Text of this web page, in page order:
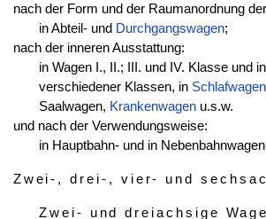
nach der Form und der Raumanordnung
in Abteil- und Durchgangswagen;
nach der inneren Ausstattung:
in Wagen I., II.; III. und IV. Klasse und
verschiedener Klassen, in Schlafwagen
Saalwagen, Krankenwagenu.s.w.
und nach der Verwendungsweise:
in Hauptbahn- und in
Zwei-, drei-, vier- und
Zwei- und dreiachsige